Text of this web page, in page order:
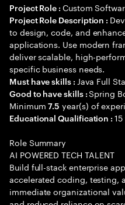
Project Role : Custom
Project Role Description :
to design, code, and
applications. Use modern
deliver scalable, high-
specific business needs.
Must have skills : Java Full
Good to have skills :Spring
Minimum7.5 year(s) of
Educational Qualification :
Role Summary
AI POWERED TECH TALENT
Build full-stack enterprise
accelerated coding, testing,
immediate organizational